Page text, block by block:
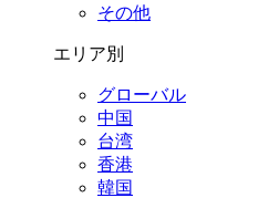
その他
エリア別
グローバル
中国
台湾
香港
韓国